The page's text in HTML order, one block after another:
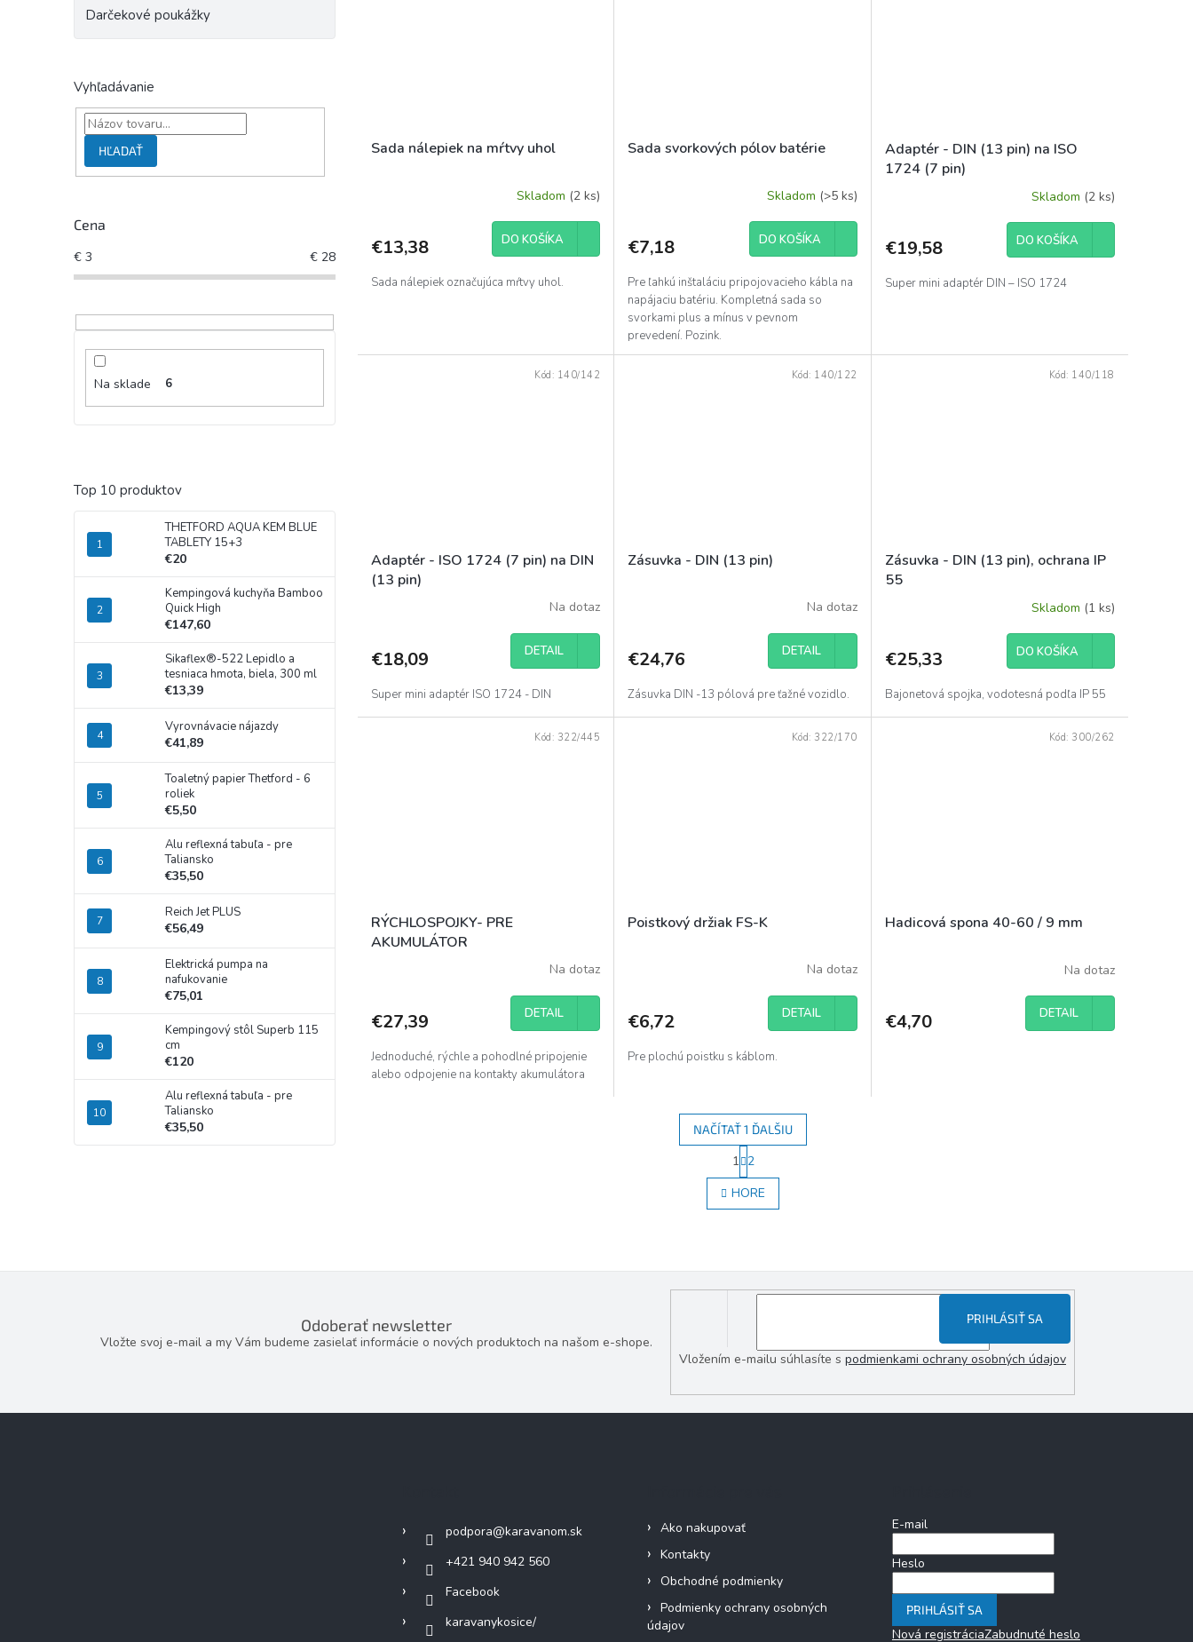
Darčekové poukážky
Vyhľadávanie
HĽADAŤ
Cena
€ 3 € 28
Na sklade 6
Top 10 produktov
THETFORD AQUA KEM BLUE
TABLETY 15+3
€20
Kempingová kuchyňa Bamboo
Quick High
€147,60
Sikaflex®-522 Lepidlo a
tesniaca hmota, biela, 300 ml
€13,39
Vyrovnávacie nájazdy
€41,89
Toaletný papier Thetford - 6
roliek
€5,50
Alu reflexná tabuľa - pre
Taliansko
€35,50
Reich Jet PLUS
€56,49
Elektrická pumpa na
nafukovanie
€75,01
Kempingový stôl Superb 115
cm
€120
Alu reflexná tabuľa - pre
Taliansko
€35,50
Sada nálepiek na mŕtvy uhol
Skladom (2 ks)
€13,38 DO KOŠÍKA
Sada nálepiek označujúca mŕtvy uhol.
Sada svorkových pólov batérie
Skladom (>5 ks)
€7,18 DO KOŠÍKA
Pre ľahkú inštaláciu pripojovacieho kábla na
napájaciu batériu. Kompletná sada so
svorkami plus a mínus v pevnom
prevedení. Pozink.
Adaptér - DIN (13 pin) na ISO
1724 (7 pin)
Skladom (2 ks)
€19,58 DO KOŠÍKA
Super mini adaptér DIN – ISO 1724
Adaptér - ISO 1724 (7 pin) na DIN
(13 pin)
Na dotaz
€18,09 DETAIL
Super mini adaptér ISO 1724 - DIN
Kód: 140/142
Zásuvka - DIN (13 pin)
Na dotaz
€24,76 DETAIL
Zásuvka DIN -13 pólová pre ťažné vozidlo.
Kód: 140/122
Zásuvka - DIN (13 pin), ochrana IP
55
Skladom (1 ks)
€25,33 DO KOŠÍKA
Bajonetová spojka, vodotesná podľa IP 55
Kód: 140/118
RÝCHLOSPOJKY- PRE
AKUMULÁTOR
Na dotaz
€27,39 DETAIL
Jednoduché, rýchle a pohodlné pripojenie
alebo odpojenie na kontakty akumulátora
Kód: 322/445
Poistkový držiak FS-K
Na dotaz
€6,72 DETAIL
Pre plochú poistku s káblom.
Kód: 322/170
Hadicová spona 40-60 / 9 mm
Na dotaz
€4,70 DETAIL
Kód: 300/262
O
v
l
c
i
v
NAČÍTAŤ 1 ĎALŠIU
S
t
r
á
n
a
n
1 2
HORE
Odoberať newsletter
Vložte svoj e-mail a my Vám budeme zasielať informácie o nových produktoch na našom e-shope.
Vložením e-mailu súhlasíte s podmienkami ochrany osobných údajov
PRIHLÁSIŤ SA
podpora@karavanom.sk
+421 940 942 560
Facebook
karavanykosice/
Ako nakupovať
Kontakty
Obchodné podmienky
Podmienky ochrany osobných
údajov
E-mail
Heslo
PRIHLÁSIŤ SA
Nová registráciaZabudnuté heslo